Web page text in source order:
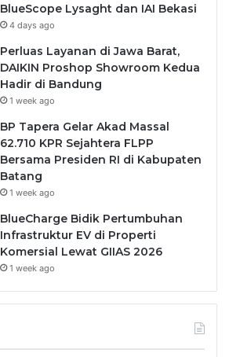
BlueScope Lysaght dan IAI Bekasi
4 days ago
Perluas Layanan di Jawa Barat,
DAIKIN Proshop Showroom Kedua
Hadir di Bandung
1 week ago
BP Tapera Gelar Akad Massal
62.710 KPR Sejahtera FLPP
Bersama Presiden RI di Kabupaten
Batang
1 week ago
BlueCharge Bidik Pertumbuhan
Infrastruktur EV di Properti
Komersial Lewat GIIAS 2026
1 week ago